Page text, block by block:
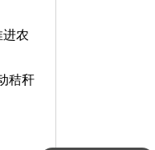
农
秸秆